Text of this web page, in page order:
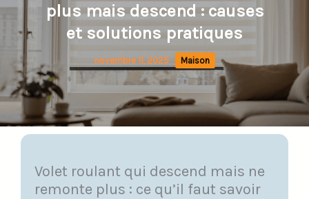
plus mais descend : causes
et solutions pratiques
novembre 11, 2025 Maison
Volet roulant qui descend mais ne
remonte plus : ce qu’il faut savoir